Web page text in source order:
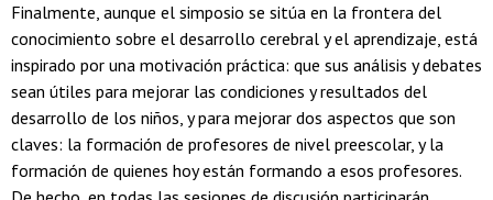
Finalmente, aunque el simposio se sitúa en la frontera del
conocimiento sobre el desarrollo cerebral y el aprendizaje, está
inspirado por una motivación práctica: que sus análisis y debates
sean útiles para mejorar las condiciones y resultados del
desarrollo de los niños, y para mejorar dos aspectos que son
claves: la formación de profesores de nivel preescolar, y la
formación de quienes hoy están formando a esos profesores.